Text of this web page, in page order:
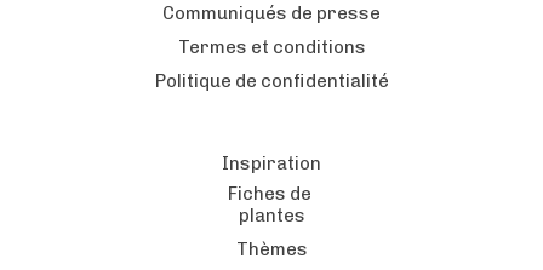
Communiqués de presse
Termes et conditions
Politique de confidentialité
Inspiration
Fiches de
plantes
Thèmes